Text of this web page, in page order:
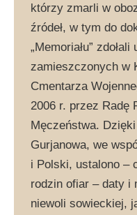
którzy zmarli w
źródeł, w tym do
„Memoriału”
zamieszczonych w
Cmentarza
2006 r. przez Radę
Męczeństwa.
Gurjanowa, we
i Polski, ustalono –
rodzin ofiar – daty i
niewoli sowieckiej,